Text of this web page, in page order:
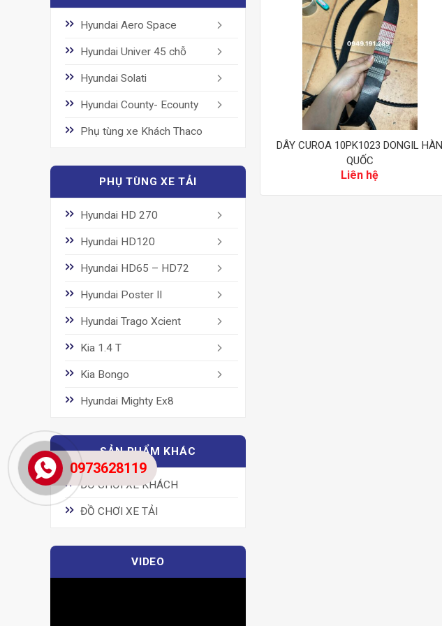
Hyundai Aero Space
Hyundai Univer 45 chỗ
Hyundai Solati
Hyundai County- Ecounty
Phụ tùng xe Khách Thaco
PHỤ TÙNG XE TẢI
Hyundai HD 270
Hyundai HD120
Hyundai HD65 – HD72
Hyundai Poster II
Hyundai Trago Xcient
Kia 1.4 T
Kia Bongo
Hyundai Mighty Ex8
SẢN PHẨM KHÁC
ĐỒ CHƠI XE KHÁCH
ĐỒ CHƠI XE TẢI
VIDEO
DÂY CUROA 10PK1023 DONGIL HÀN
QUỐC
Liên hệ
0973628119